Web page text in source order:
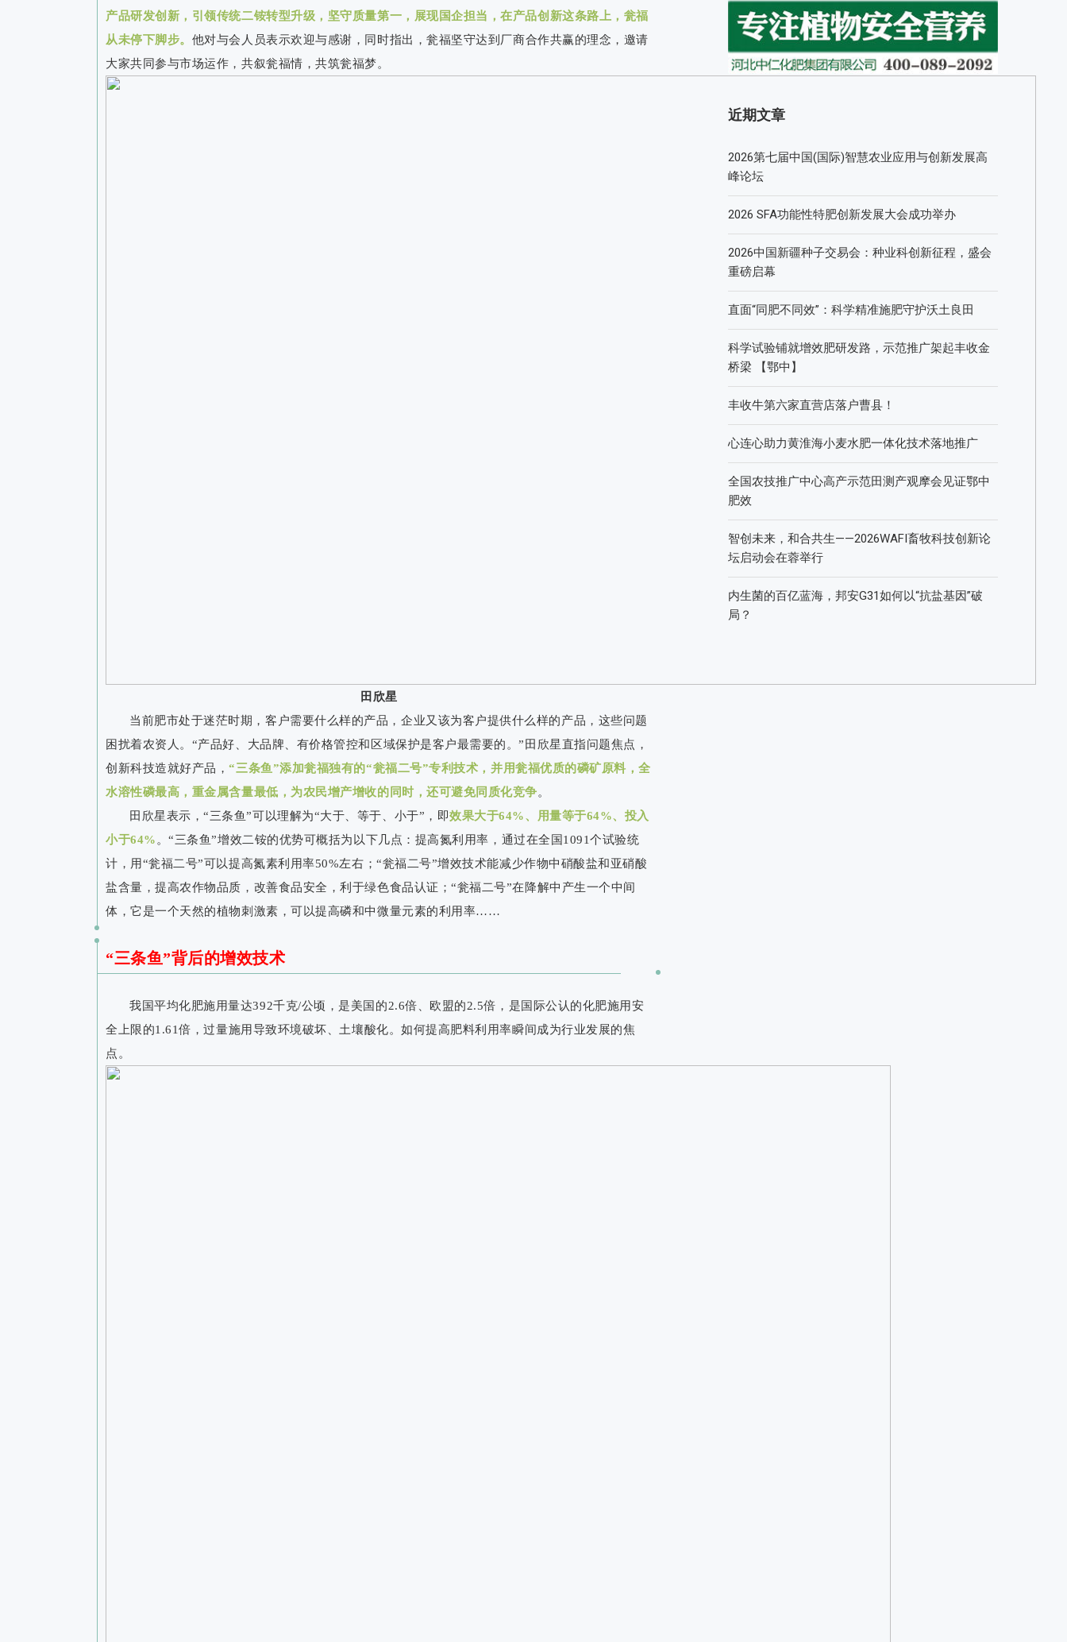
产品研发创新，引领传统二铵转型升级，坚守质量第一，展现国企担当，在产品创新这条路上，瓮福
从未停下脚步。 他对与会人员表示欢迎与感谢，同时指出，瓮福坚守达到厂商合作共赢的理念，邀请
大家共同参与市场运作，共叙瓮福情，共筑瓮福梦。
田欣星
当前肥市处于迷茫时期，客户需要什么样的产品，企业又该为客户提供什么样的产品，这些问题
困扰着农资人。“产品好、大品牌、有价格管控和区域保护是客户最需要的。”田欣星直指问题焦点，
创新科技造就好产品，“三条鱼”添加瓮福独有的“瓮福二号”专利技术，并用瓮福优质的磷矿原料，全
水溶性磷最高，重金属含量最低，为农民增产增收的同时，还可避免同质化竞争。
田欣星表示，“三条鱼”可以理解为“大于、等于、小于”，即效果大于64%、用量等于64%、投入
小于64% 。“三条鱼”增效二铵的优势可概括为以下几点：提高氮利用率，通过在全国1091个试验统
计，用“瓮福二号”可以提高氮素利用率50%左右；“瓮福二号”增效技术能减少作物中硝酸盐和亚硝酸
盐含量，提高农作物品质，改善食品安全，利于绿色食品认证；“瓮福二号”在降解中产生一个中间
体，它是一个天然的植物刺激素，可以提高磷和中微量元素的利用率……
“三条鱼”背后的增效技术
我国平均化肥施用量达392千克/公顷，是美国的2.6倍、欧盟的2.5倍，是国际公认的化肥施用安
全上限的1.61倍，过量施用导致环境破坏、土壤酸化。如何提高肥料利用率瞬间成为行业发展的焦
点。
近期文章
2026第七届中国(国际)智慧农业应用与创新发展高
峰论坛
2026 SFA功能性特肥创新发展大会成功举办
2026中国新疆种子交易会：种业科创新征程，盛会
重磅启幕
直面“同肥不同效”：科学精准施肥守护沃土良田
科学试验铺就增效肥研发路，示范推广架起丰收金
桥梁 【鄂中】
丰收牛第六家直营店落户曹县！
心连心助力黄淮海小麦水肥一体化技术落地推广
全国农技推广中心高产示范田测产观摩会见证鄂中
肥效
智创未来，和合共生——2026WAFI畜牧科技创新论
坛启动会在蓉举行
内生菌的百亿蓝海，邦安G31如何以“抗盐基因”破
局？